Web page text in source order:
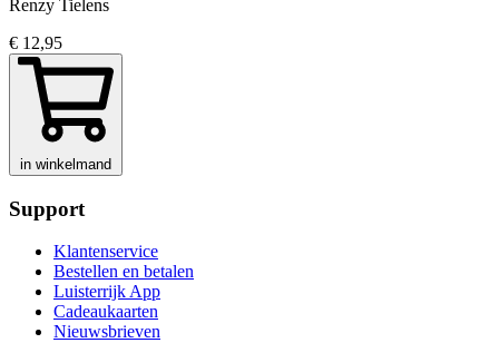
Renzy Tielens
€ 12,95
in winkelmand
Support
Klantenservice
Bestellen en betalen
Luisterrijk App
Cadeaukaarten
Nieuwsbrieven